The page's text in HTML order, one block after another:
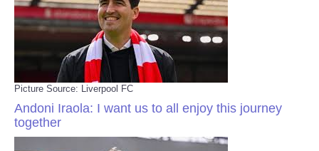
Picture Source: Liverpool FC
Andoni Iraola: I want us to all enjoy this journey
together